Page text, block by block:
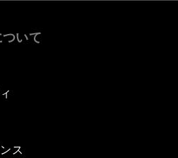
いて
ス